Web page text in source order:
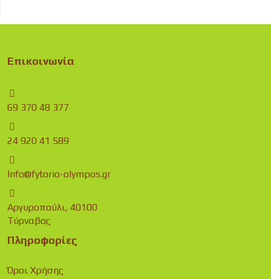
Επικοινωνία
69 370 48 377
24 920 41 589
Info@fytorio-olympos.gr
Αργυροπούλι, 40100
Τύρναβος
Πληροφορίες
Όροι Χρήσης